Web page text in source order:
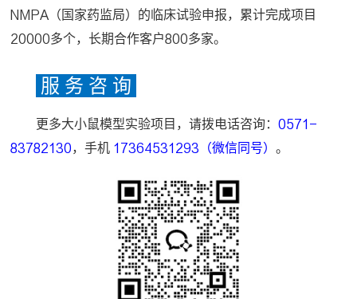
NMPA（国家药监局）的临床试验申报，累计完成项目
20000多个，长期合作客户800多家。
服 务 咨 询
更多大小鼠模型实验项目，请拨电话咨询：0571-
83782130，手机 17364531293（微信同号）。